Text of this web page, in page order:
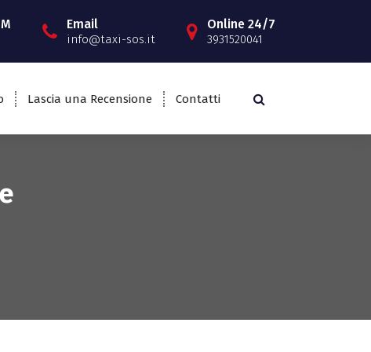
Email
info@taxi-sos.it
Online 24/7
3931520041
Lascia una Recensione Contatti